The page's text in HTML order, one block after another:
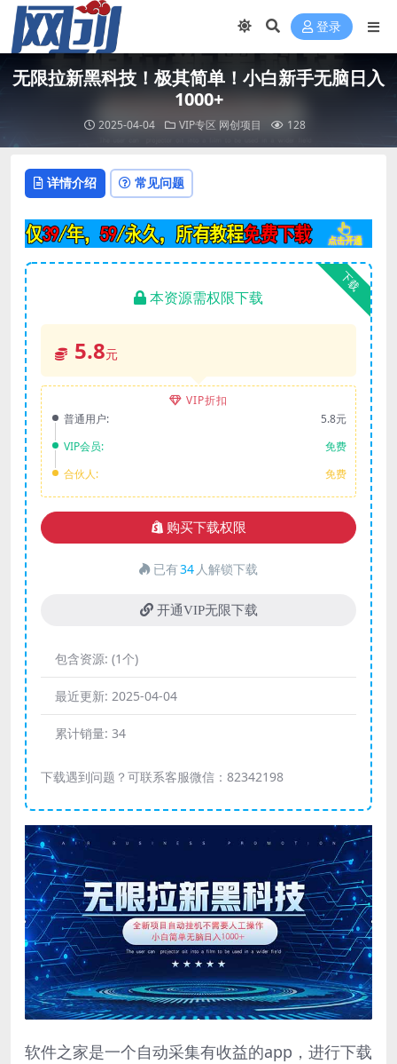
登录
无限拉新黑科技！极其简单！小白新手无脑日入
1000+
2025-04-04 VIP专区 网创项目 128
详情介绍 常见问题
下载
本资源需权限下载
5.8元
VIP折扣
普通用户:
5.8元
VIP会员:
免费
合伙人:
免费
购买下载权限
已有34 人解锁下载
开通VIP无限下载
包含资源: (1个)
最近更新: 2025-04-04
累计销量: 34
下载遇到问题？可联系客服微信：82342198
软件之家是一个自动采集有收益的app，进行下载